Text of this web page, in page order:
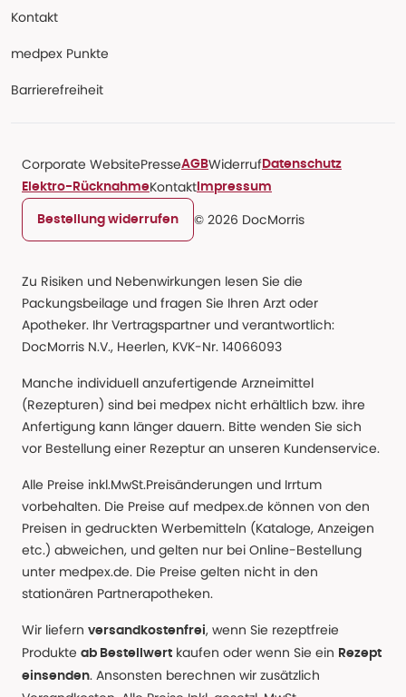
Kontakt
medpex Punkte
Barrierefreiheit
Corporate WebsitePresseAGBWiderruf Datenschutz
Elektro-RücknahmeKontakt Impressum
Bestellung widerrufen © 2026 DocMorris
Zu Risiken und Nebenwirkungen lesen Sie die
Packungsbeilage und fragen Sie Ihren Arzt oder
Apotheker. Ihr Vertragspartner und verantwortlich:
DocMorris N.V., Heerlen, KVK-Nr. 14066093
Manche individuell anzufertigende Arzneimittel
(Rezepturen) sind bei medpex nicht erhältlich bzw. ihre
Anfertigung kann länger dauern. Bitte wenden Sie sich
vor Bestellung einer Rezeptur an unseren Kundenservice.
Alle Preise inkl.MwSt.Preisänderungen und Irrtum
vorbehalten. Die Preise auf medpex.de können von den
Preisen in gedruckten Werbemitteln (Kataloge, Anzeigen
etc.) abweichen, und gelten nur bei Online-Bestellung
unter medpex.de. Die Preise gelten nicht in den
stationären Partnerapotheken.
Wir liefern versandkostenfrei, wenn Sie rezeptfreie
Produkte ab Bestellwert kaufen oder wenn Sie ein Rezept
einsenden. Ansonsten berechnen wir zusätzlich